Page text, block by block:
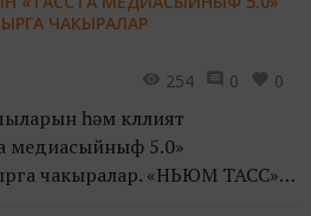
ЧАКЫРАЛАР
254 0 0
һәм көллият
медиасыйныф 5.0»
чакыралар. «НЬЮМ ТАСС»